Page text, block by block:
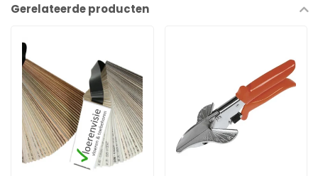
Gerelateerde producten